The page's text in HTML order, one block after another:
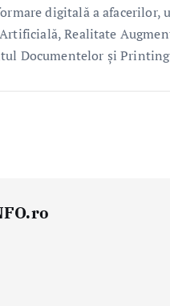
digitală a
Realitate
Documentelor și